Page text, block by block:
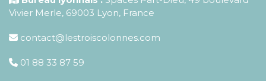
Vivier Merle, 69003 Lyon, France
contact@lestroiscolonnes.com
01 88 33 87 59